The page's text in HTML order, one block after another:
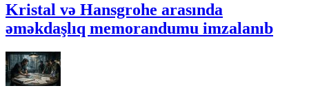
Kristal və Hansgrohe arasında
əməkdaşlıq memorandumu imzalanıb